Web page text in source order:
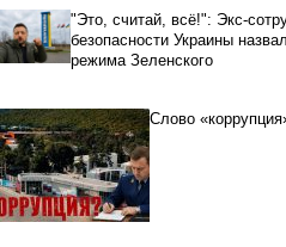
"Это, считай, всё!": Экс-
безопасности Украины
режима Зеленского
Слово